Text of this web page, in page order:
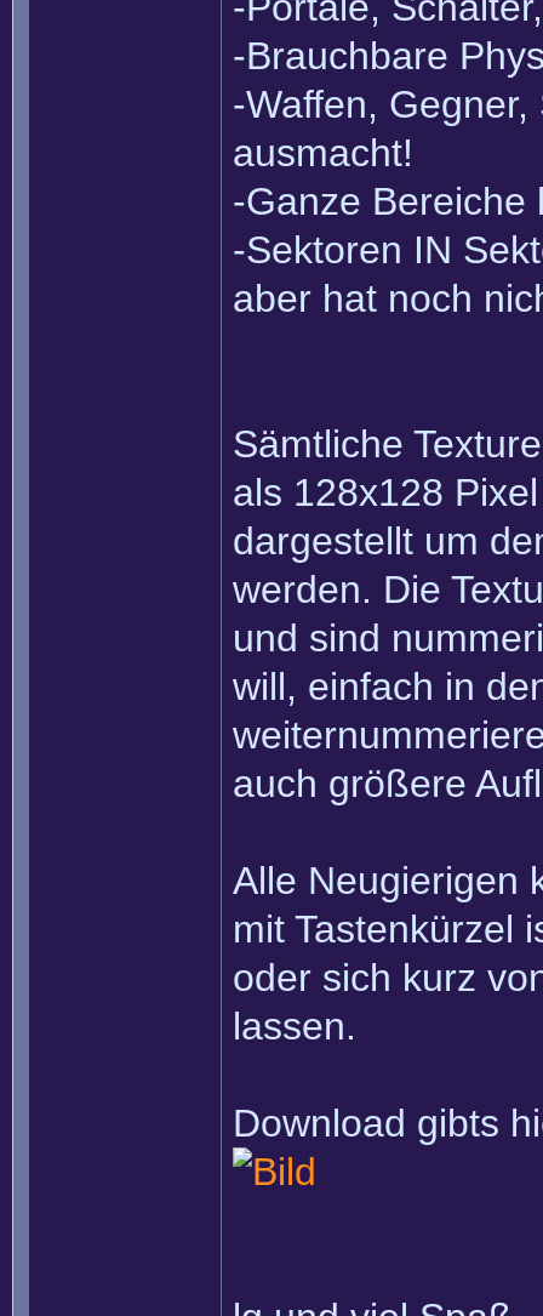
-Brauchbare
-Waffen,
ausmacht!
-Ganze Bereiche
-Sektoren IN
aber hat noch
Sämtliche
als 128x128
dargestellt um
werden. Die
und sind
will, einfach in
auch größere
Alle Neugierigen
mit Tastenkürzel
oder sich kurz
lassen.
Download gibts